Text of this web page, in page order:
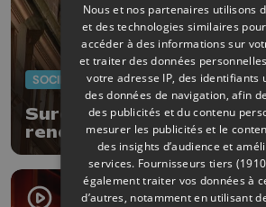
SOCIÉTÉ
Surdicécité : des
rendre visible l'invisible
Nous et nos partenaires utilisons
et des technologies similaires
accéder à des informations sur
et traiter des données
votre adresse IP, des identifiants
des données de navigation, afin
des publicités et du contenu
mesurer les publicités et le
des insights d’audience et
services. Fournisseurs tiers
également traiter vos données à
d’autres, notamment en utilisant